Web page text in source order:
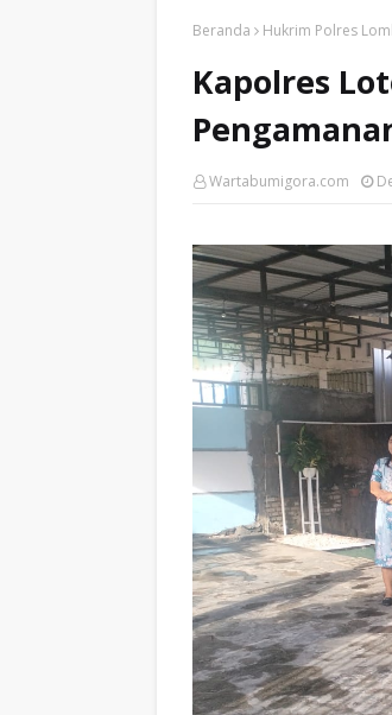
Beranda Hukrim Polres
Kapolres
Wartabumigora.com